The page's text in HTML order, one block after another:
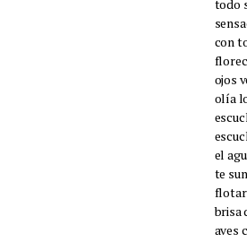
todo
con
ojos
olía
el
te
brisa
aves